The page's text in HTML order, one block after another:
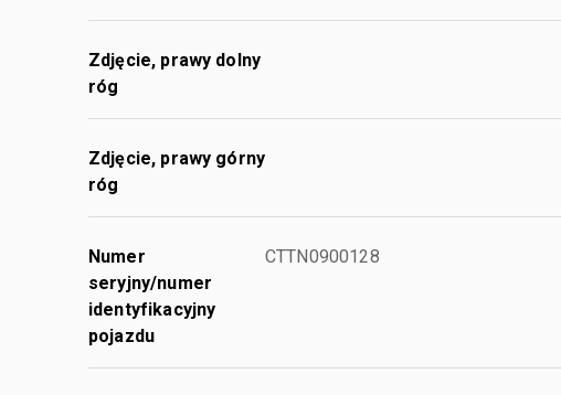
Zdjęcie, prawy dolny
róg
Zdjęcie, prawy górny
róg
Numer
seryjny/numer
identyfikacyjny
pojazdu
CTTN0900128